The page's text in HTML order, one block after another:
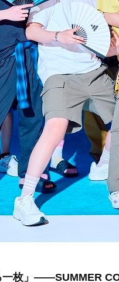
一枚」――SUMMER